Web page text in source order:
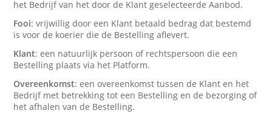
het Bedrijf van het door de Klant geselecteerde Aanbod.
Fooi: vrijwillig door een Klant betaald bedrag dat bestemd
is voor de koerier die de Bestelling aflevert.
Klant: een natuurlijk persoon of rechtspersoon die een
Bestelling plaats via het Platform.
Overeenkomst: een overeenkomst tussen de Klant en het
Bedrijf met betrekking tot een Bestelling en de bezorging of
het afhalen van de Bestelling.